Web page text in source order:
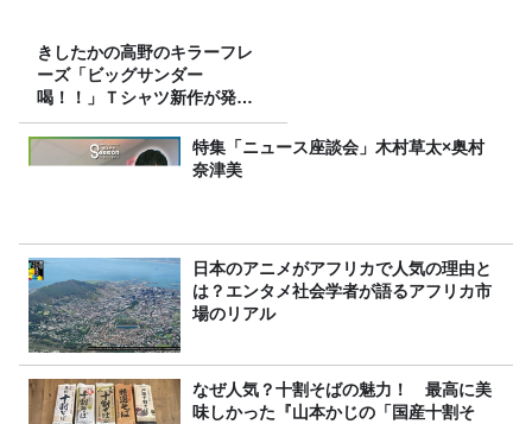
きしたかの高野のキラーフレ
ーズ「ビッグサンダー
喝！！」Ｔシャツ新作が発売
決定！
特集「ニュース座談会」木村草太×奥村
奈津美
日本のアニメがアフリカで人気の理由と
は？エンタメ社会学者が語るアフリカ市
場のリアル
なぜ人気？十割そばの魅力！ 最高に美
味しかった『山本かじの「国産十割そ